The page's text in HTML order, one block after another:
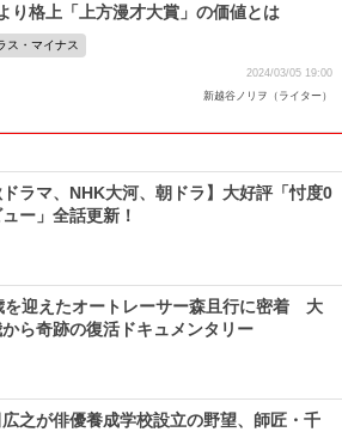
り格上「上方漫才大賞」の価値とは
ス・マイナス
2024/03/05 19:00
新越谷ノリヲ（ライター）
ドラマ、NHK大河、朝ドラ】大好評「忖度0
ー」全話更新！
を迎えたオートレーサー森且行に密着 大
ら奇跡の復活ドキュメンタリー
之が俳優養成学校設立の野望、師匠・千